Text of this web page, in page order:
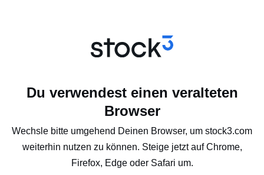
Du verwendest einen veralteten
Browser
Wechsle bitte umgehend Deinen Browser, um stock3.com
weiterhin nutzen zu können. Steige jetzt auf Chrome,
Firefox, Edge oder Safari um.